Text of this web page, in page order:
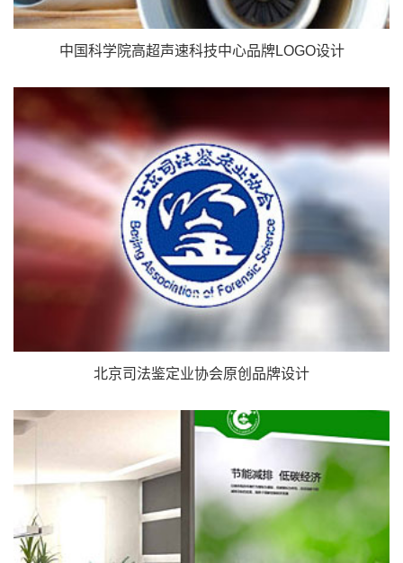
中国科学院高超声速科技中心品牌LOGO设计
北京司法鉴定业协会原创品牌设计